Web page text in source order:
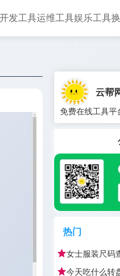
开发工具运维工具娱乐工具
云帮
免费在线工具平
热门
女士服装尺码
今天吃什么转